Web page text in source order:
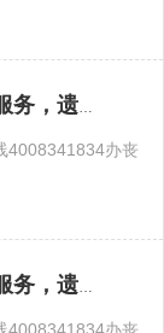
南京白事一条龙服务，遗体告别，追悼会
4008341834办丧
沈阳白事一条龙服务，遗体告别，追悼会